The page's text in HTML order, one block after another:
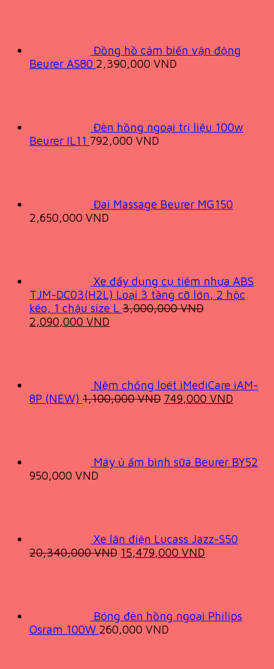
Đồng hồ cảm biến vận động
Beurer AS80 2,390,000 VND
Đèn hồng ngoại trị liệu 100w
Beurer IL11 792,000 VND
Đai Massage Beurer MG150
2,650,000 VND
Xe đẩy dụng cụ tiêm nhựa ABS
TJM-DC03(H2L) Loại 3 tầng cỡ lớn, 2 hộc
kéo, 1 chậu size L 3,000,000VND
Original
2,090,000 VND
Nệm chống loét iMediCare iAM-
8P (NEW) 1,100,000VND Original
749,000 VND
Máy ủ ấm bình sữa Beurer BY52
950,000 VND
Xe lăn điện Lucass Jazz-S50
20,340,000VND Original
15,479,000 VND
Bóng đèn hồng ngoại Philips
Osram 100W 260,000 VND